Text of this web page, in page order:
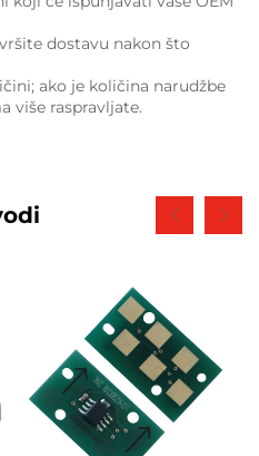
dostavu nakon što
ako je količina narudžbe
više raspravljate.